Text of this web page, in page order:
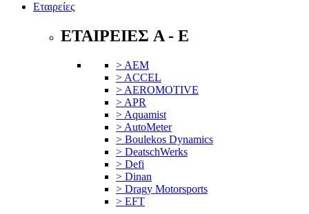
Εταιρείες
ΕΤΑΙΡΕΙΕΣ A - E
> AEM
> ACCEL
> AEROMOTIVE
> APR
> Aquamist
> AutoMeter
> Boulekos Dynamics
> DeatschWerks
> Defi
> Dinan
> Dragy Motorsports
> EFT